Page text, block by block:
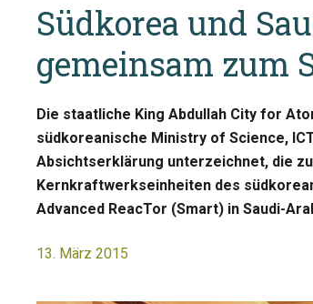
Südkorea und
gemeinsam zum
Die staatliche King Abdullah City for
südkoreanische Ministry of Science,
Absichtserklärung unterzeichnet, die
Kernkraftwerkseinheiten des
Advanced ReacTor (Smart) in Saudi-
13. März 2015